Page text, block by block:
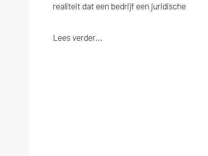
realiteit dat een bedrijf een juridische
Lees verder...